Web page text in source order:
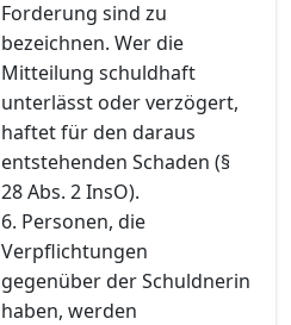
Forderung sind zu
bezeichnen. Wer die
Mitteilung schuldhaft
unterlässt oder verzögert,
haftet für den daraus
entstehenden Schaden (§
28 Abs. 2 InsO).
6. Personen, die
Verpflichtungen
gegenüber der Schuldnerin
haben, werden